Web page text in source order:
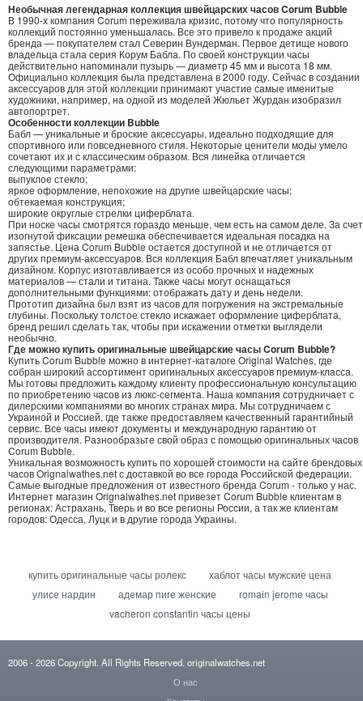
Необычная легендарная коллекция швейцарских часов Corum Bubble
В 1990-х компания Corum переживала кризис, потому что популярность
коллекций постоянно уменьшалась. Все это привело к продаже акций
бренда — покупателем стал Северин Вундерман. Первое детище нового
владельца стала серия Корум Бабла. По своей конструкции часы
действительно напоминали пузырь — диаметр 45 мм и высота 18 мм.
Официально коллекция была представлена в 2000 году. Сейчас в создании
аксессуаров для этой коллекции принимают участие самые именитые
художники, например, на одной из моделей Жюльет Журдан изобразил
автопортрет.
Особенности коллекции Bubble
Бабл — уникальные и броские аксессуары, идеально подходящие для
спортивного или повседневного стиля. Некоторые ценители моды умело
сочетают их и с классическим образом. Вся линейка отличается
следующими параметрами:
выпуклое стекло;
яркое оформление, непохожие на другие швейцарские часы;
обтекаемая конструкция;
широкие округлые стрелки циферблата.
При носке часы смотрятся гораздо меньше, чем есть на самом деле. За счет
изогнутой фиксации ремешка обеспечивается идеальная посадка на
запястье. Цена Corum Bubble остается доступной и не отличается от
других премиум-аксессуаров. Вся коллекция Бабл впечатляет уникальным
дизайном. Корпус изготавливается из особо прочных и надежных
материалов — стали и титана. Также часы могут оснащаться
дополнительными функциями: отображать дату и день недели.
Прототип дизайна был взят из часов для погружения на экстремальные
глубины. Поскольку толстое стекло искажает оформление циферблата,
бренд решил сделать так, чтобы при искажении отметки выглядели
необычно.
Где можно купить оригинальные швейцарские часы Corum Bubble?
Купить Corum Bubble можно в интернет-каталоге Original Watches, где
собран широкий ассортимент оригинальных аксессуаров премиум-класса.
Мы готовы предложить каждому клиенту профессиональную консультацию
по приобретению часов из люкс-сегмента. Наша компания сотрудничает с
дилерскими компаниями во многих странах мира. Мы сотрудничаем с
Украиной и Россией, где также предоставляем качественный гарантийный
сервис. Все часы имеют документы и международную гарантию от
производителя. Разнообразьте свой образ с помощью оригинальных часов
Corum Bubble.
Уникальная возможность купить по хорошей стоимости на сайте брендовых
часов Orignalwathes.net с доставкой во все города Российской федерации.
Самые выгодные предложения от известного бренда Corum - только у нас.
Интернет магазин Orignalwathes.net привезет Corum Bubble клиентам в
регионах: Астрахань, Тверь и во все регионы России, а так же клиентам
городов: Одесса, Луцк и в другие города Украины.
купить оригинальные часы ролекс
хаблот часы мужские цена
улисе нардин
адемар пиге женские
romain jerome часы
vacheron constantin часы цены
2006- 2026Copyright. All Rights Reserved. originalwatches.net
О нас